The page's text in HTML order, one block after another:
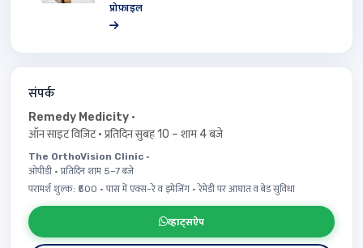
प्रोफ़ाइल
संपर्क
Remedy Medicity ·
ऑन साइट विज़िट · प्रतिदिन सुबह 10 – शाम 4 बजे
The OrthoVision Clinic ·
ओपीडी · प्रतिदिन शाम 5–7 बजे
परामर्श शुल्क: ₹500 · पास में एक्स-रे व इमेजिंग · रेमेडी पर आघात व बेड सुविधा
व्हाट्सऐप